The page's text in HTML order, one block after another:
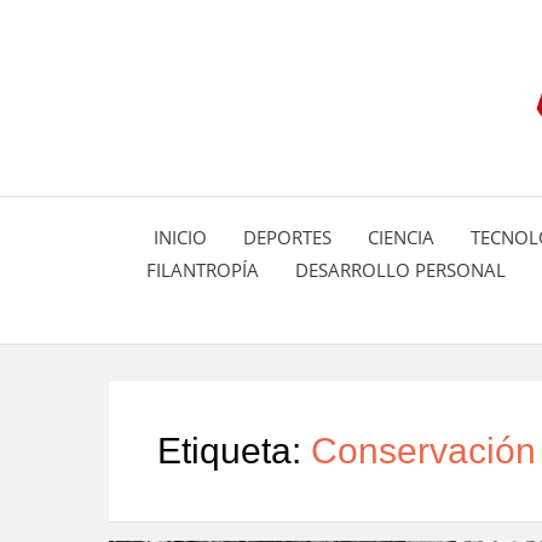
INICIO DEPORTES CIENCIA
FILANTROPÍA
DESARROLLO PERSONAL
Etiqueta: